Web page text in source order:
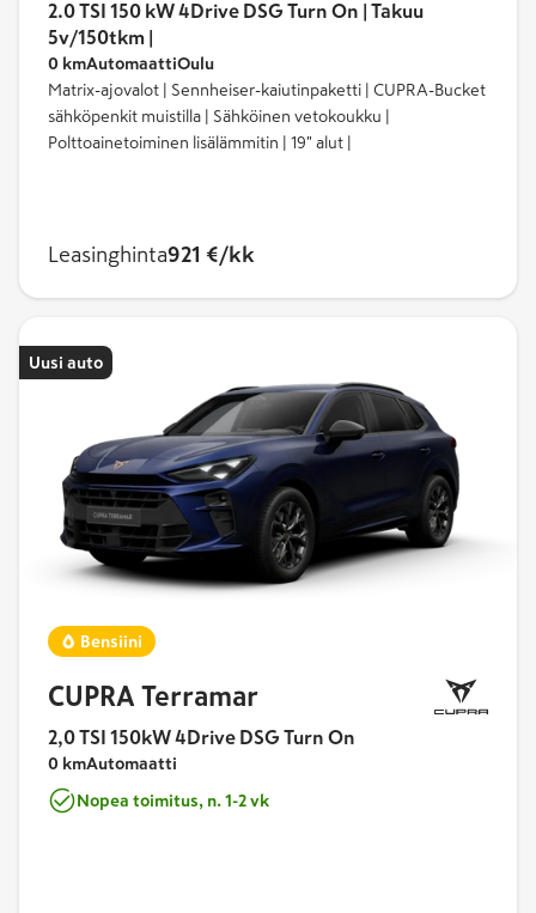
2.0 TSI 150 kW 4Drive DSG Turn On | Takuu
5v/150tkm |
0 kmAutomaattiOulu
Matrix-ajovalot | Sennheiser-kaiutinpaketti | CUPRA-Bucket
sähköpenkit muistilla | Sähköinen vetokoukku |
Polttoainetoiminen lisälämmitin | 19" alut |
Leasinghinta921 €/kk
Uusi auto
Bensiini
CUPRA Terramar
2,0 TSI 150kW 4Drive DSG Turn On
0 kmAutomaatti
Nopea toimitus, n. 1-2 vk